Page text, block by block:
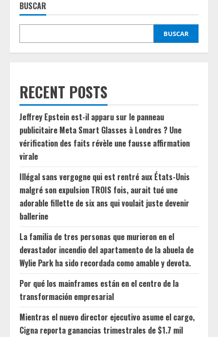
BUSCAR
BUSCAR
RECENT POSTS
Jeffrey Epstein est-il apparu sur le panneau
publicitaire Meta Smart Glasses à Londres ? Une
vérification des faits révèle une fausse affirmation
virale
Illégal sans vergogne qui est rentré aux États-Unis
malgré son expulsion TROIS fois, aurait tué une
adorable fillette de six ans qui voulait juste devenir
ballerine
La familia de tres personas que murieron en el
devastador incendio del apartamento de la abuela de
Wylie Park ha sido recordada como amable y devota.
Por qué los mainframes están en el centro de la
transformación empresarial
Mientras el nuevo director ejecutivo asume el cargo,
Cigna reporta ganancias trimestrales de $1.7 mil